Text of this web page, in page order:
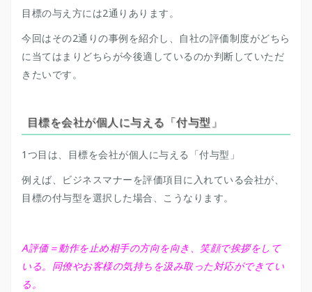
目標の与え方には2通りあります。
今回はその2通りの事例を紹介し、自社の評価制度がどちら
に当てはまりどちらが今後適しているのか判断していただ
きたいです。
目標を会社が個人に与える「付与型」
1つ目は、目標を会社が個人に与える「付与型」
例えば、ビジネスマナーを評価項目に入れている会社が、
目標の付与型を選択した場合、こうなります。
A評価＝動作を止め相手の方向を向き、笑顔で挨拶をして
いる。同僚やお客様の気持ちを汲み取った対応ができてい
る。